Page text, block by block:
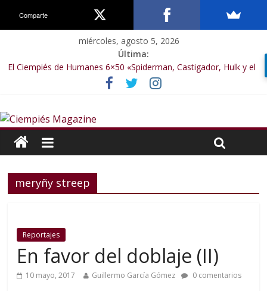
miércoles, agosto 5, 2026
Última:
El Ciempiés de Humanes 6×50 «Spiderman, Castigador, Hulk y el
final de la sexta temporada»
El Ciempiés de Humanes 6×49 «Kiritaaaaa»
El Ciempiés de Humanes 6×47 «De nada por nada»
El Ciempiés de Humanes 6×46 «Ciudadano Minion»
meryñy streep
Reportajes
En favor del doblaje (II)
10 mayo, 2017 Guillermo García Gómez 0 comentarios
Comparte